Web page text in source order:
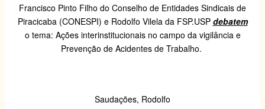
Francisco Pinto Filho do Conselho de Entidades Sindicais de
Piracicaba (CONESPI) e Rodolfo Vilela da FSP.USP debatem
o tema: Ações interinstitucionais no campo da vigilância e
Prevenção de Acidentes de Trabalho.
Saudações, Rodolfo